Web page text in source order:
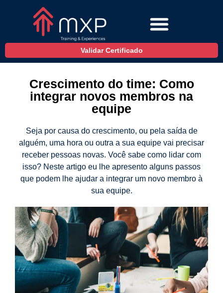
Validar Certificado
Crescimento do time: Como
integrar novos membros na
equipe
Seja por causa do crescimento, ou pela saída de
alguém, uma hora ou outra a sua equipe vai precisar
receber pessoas novas. Você sabe como lidar com
isso? Neste artigo eu lhe apresento alguns passos
que podem lhe ajudar a integrar um novo membro à
sua equipe.